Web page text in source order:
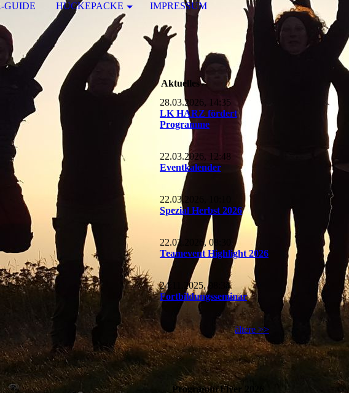
GUIDE HUCKEPACKE IMPRESSUM
Aktuelles
28.03.2026, 14:35
LK HARZ fördert
Programme
22.03.2026, 12:48
Eventkalender
22.03.2026, 10:10
Spezial Herbst 2026
22.03.2026, 08:30
Teamevent Highlight 2026
24.11.2025, 08:34
Fortbildungsseminar
ältere >>
Programm Flyer 2026